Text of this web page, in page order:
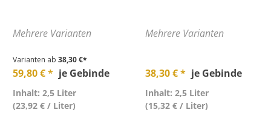
Mehrere Varianten
Varianten ab 38,30 €*
59,80 € * je Gebinde
Inhalt: 2,5 Liter
(23,92 € / Liter)
Mehrere Varianten
38,30 € * je Gebinde
Inhalt: 2,5 Liter
(15,32 € / Liter)